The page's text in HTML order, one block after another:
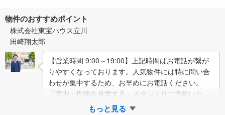
物件のおすすめポイント
株式会社東宝ハウス立川
田崎翔太郎
【営業時間 9:00～19:00】上記時間はお電話が繋が
りやすくなっております。人気物件には特に問い合
わせが集中するため、お早めにお電話ください。
「室内・現地を見学する」ボタンよりご予約いただ
くとご見学がスムーズです。ご見学の際は…
もっと見る